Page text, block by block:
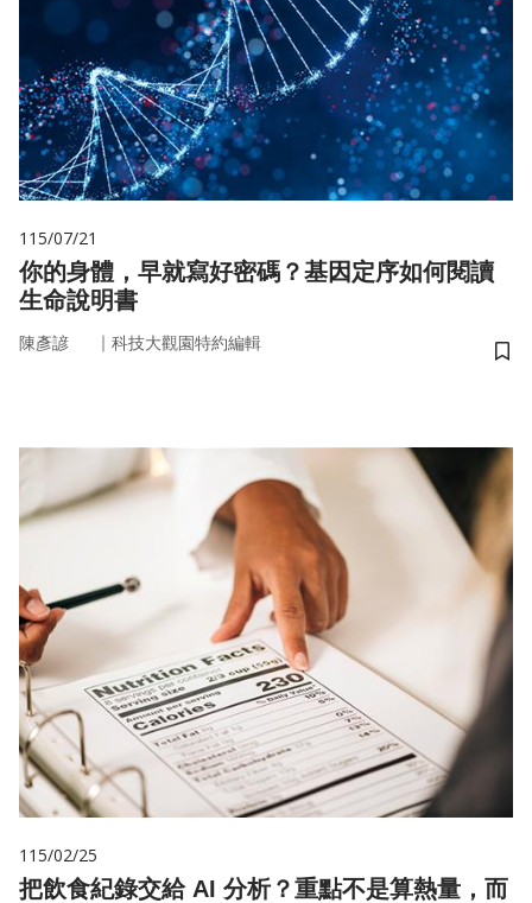
115/07/21
你的身體，早就寫好密碼？基因定序如何閱讀
生命說明書
陳彥諺 ｜ 科技大觀園特約編輯
儲
115/02/25
把飲食紀錄交給 AI 分析？重點不是算熱量，而